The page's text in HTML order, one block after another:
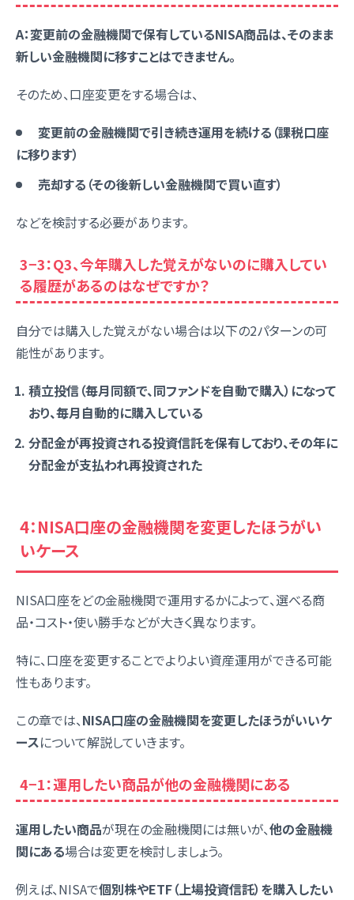
A：変更前の金融機関で保有しているNISA商品は、そのまま
新しい金融機関に移すことはできません。
そのため、口座変更をする場合は、
変更前の金融機関で引き続き運用を続ける（課税口座
に移ります）
売却する（その後新しい金融機関で買い直す）
などを検討する必要があります。
3−3：Q3、今年購入した覚えがないのに購入してい
る履歴があるのはなぜですか？
自分では購入した覚えがない場合は以下の2パターンの可
能性があります。
積立投信（毎月同額で、同ファンドを自動で購入）になって
おり、毎月自動的に購入している
分配金が再投資される投資信託を保有しており、その年に
分配金が支払われ再投資された
4：NISA口座の金融機関を変更したほうがい
いケース
NISA口座をどの金融機関で運用するかによって、選べる商
品・コスト・使い勝手などが大きく異なります。
特に、口座を変更することでよりよい資産運用ができる可能
性もあります。
この章では、NISA口座の金融機関を変更したほうがいいケ
ースについて解説していきます。
4−1：運用したい商品が他の金融機関にある
運用したい商品が現在の金融機関には無いが、他の金融機
関にある場合は変更を検討しましょう。
例えば、NISAで個別株やETF（上場投資信託）を購入したい